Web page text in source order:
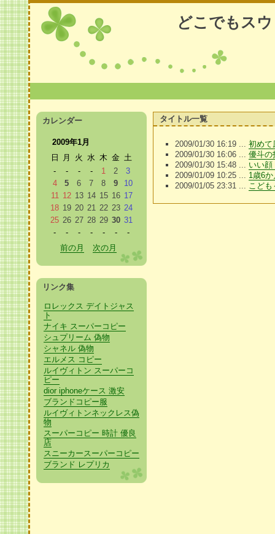
どこでもス
タイトル一覧
2009/01/30 16:19 ... 初めて
2009/01/30 16:06 ... 優斗の
2009/01/30 15:48 ... いい顔
2009/01/09 10:25 ... 1歳6
2009/01/05 23:31 ... こども
カレンダー
2009年1月
日
月 火 水 木 金 土
-
- - - 1 2
3
4
5 6 7 8 9
10
11 12 13 14 15 16 17
18 19 20 21 22 23 24
25 26 27 28 29 30 31
-
- - - - -
-
前の月
次の月
リンク集
ロレックス デイトジャス
ト
ナイキ スーパーコピー
シュプリーム 偽物
シャネル 偽物
エルメス コピー
ルイヴィトン スーパーコ
ピー
dior iphoneケース 激安
ブランドコピー服
ルイヴィトンネックレス偽
物
スーパーコピー 時計 優良
店
スニーカースーパーコピー
ブランド レプリカ